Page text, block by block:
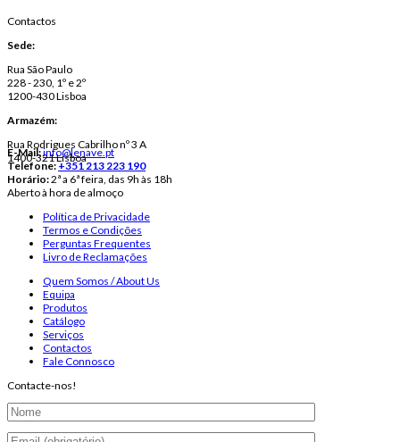
Contactos
Sede:
Rua São Paulo
228 - 230, 1º e 2º
1200-430 Lisboa
Armazém:
Rua Rodrigues Cabrilho nº 3 A
1400-321 Lisboa
E-Mail:info@lenave.pt
Telefone:+351 213 223 190
Horário:2ª a 6ª feira, das 9h às 18h
Aberto à hora de almoço
Política de Privacidade
Termos e Condições
Perguntas Frequentes
Livro de Reclamações
Quem Somos / About Us
Equipa
Produtos
Catálogo
Serviços
Contactos
Fale Connosco
Contacte-nos!